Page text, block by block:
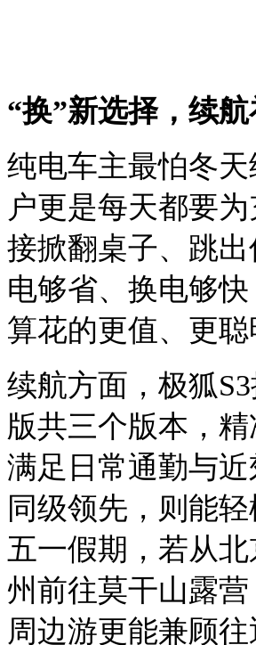
“换”新选择，续
纯电车主最怕冬
户更是每天都要
接掀翻桌子、跳
电够省、换电够
算花的更值、更聪
续航方面，极狐
版共三个版本，
满足日常通勤与
同级领先，则能
五一假期，若从
州前往莫干山露
周边游更能兼顾